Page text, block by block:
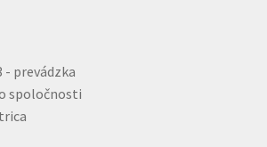
- prevádzka
spoločnosti